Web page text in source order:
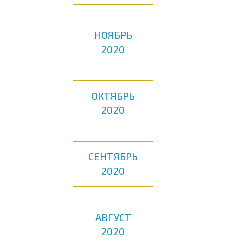
НОЯБРЬ
2020
ОКТЯБРЬ
2020
СЕНТЯБРЬ
2020
АВГУСТ
2020